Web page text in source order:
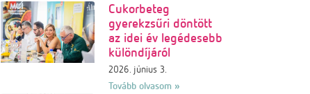
Cukorbeteg
gyerekzsűri döntött
az idei év legédesebb
különdíjáról
2026. június 3.
Tovább olvasom »